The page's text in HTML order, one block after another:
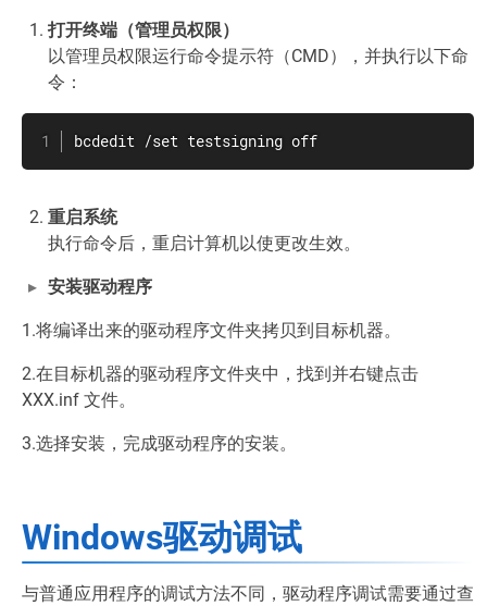
打开终端（管理员权限）
以管理员权限运行命令提示符（CMD），并执行以下命
令：
bcdedit /set testsigning off
重启系统
执行命令后，重启计算机以使更改生效。
安装驱动程序
1.将编译出来的驱动程序文件夹拷贝到目标机器。
2.在目标机器的驱动程序文件夹中，找到并右键点击
XXX.inf 文件。
3.选择安装，完成驱动程序的安装。
Windows驱动调试
与普通应用程序的调试方法不同，驱动程序调试需要通过查